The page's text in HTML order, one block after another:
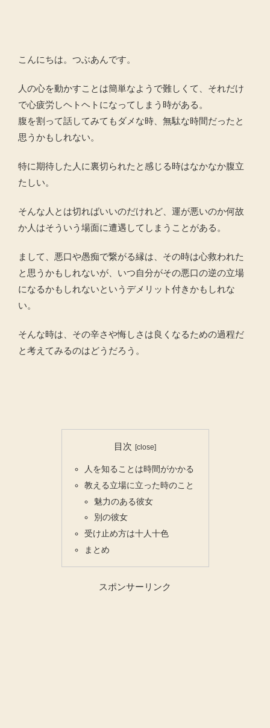
こんにちは。つぶあんです。
人の心を動かすことは簡単なようで難しくて、それだけ
で心疲労しヘトヘトになってしまう時がある。
腹を割って話してみてもダメな時、無駄な時間だったと
思うかもしれない。
特に期待した人に裏切られたと感じる時はなかなか腹立
たしい。
そんな人とは切ればいいのだけれど、運が悪いのか何故
か人はそういう場面に遭遇してしまうことがある。
まして、悪口や愚痴で繋がる縁は、その時は心救われた
と思うかもしれないが、いつ自分がその悪口の逆の立場
になるかもしれないというデメリット付きかもしれな
い。
そんな時は、その辛さや悔しさは良くなるための過程だ
と考えてみるのはどうだろう。
目次
人を知ることは時間がかかる
教える立場に立った時のこと
魅力のある彼女
別の彼女
受け止め方は十人十色
まとめ
スポンサーリンク